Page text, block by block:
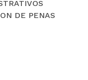
DE PENAS